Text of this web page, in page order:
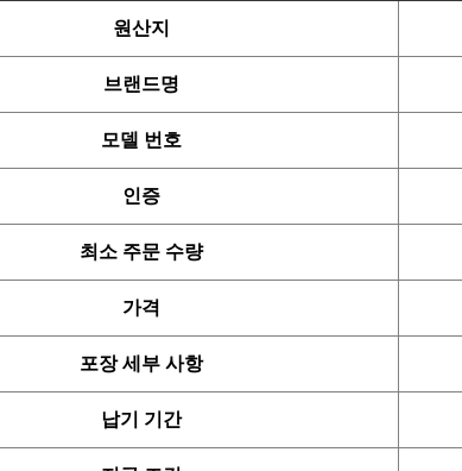
원산지
브랜드명
모델 번호
인증
최소 주문 수량
가격
포장 세부 사항
납기 기간